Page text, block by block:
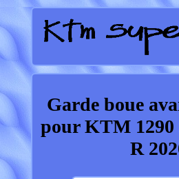
Garde boue
pour KTM 1290
R